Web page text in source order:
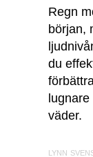
Regn
början,
du
väder.
LYNN